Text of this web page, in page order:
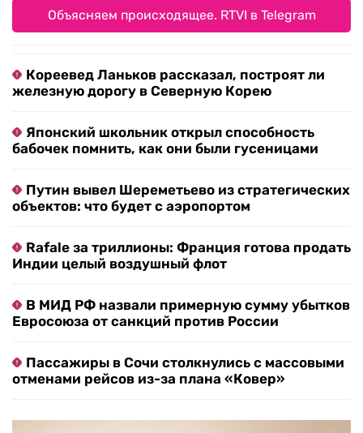
Объясняем происходящее. RTVI в Telegram
Кореевед Ланьков рассказал, построят ли
железную дорогу в Северную Корею
Японский школьник открыл способность
бабочек помнить, как они были гусеницами
Путин вывел Шереметьево из стратегических
объектов: что будет с аэропортом
Rafale за триллионы: Франция готова продать
Индии целый воздушный флот
В МИД РФ назвали примерную сумму убытков
Евросоюза от санкций против России
Пассажиры в Сочи столкнулись с массовыми
отменами рейсов из-за плана «Ковер»